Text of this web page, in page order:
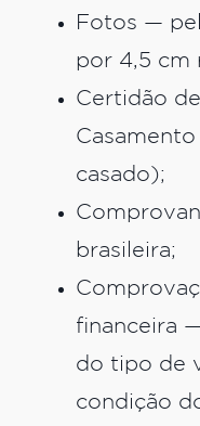
Fotos —
por 4,5 cm
Certidão
casado);
brasileira;
financeira
do tipo de
condição